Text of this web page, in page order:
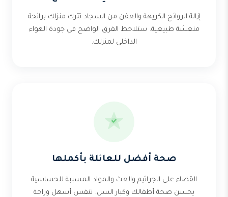
إزالة الروائح الكريهة والعفن من السجاد تترك منزلك برائحة
منعشة طبيعية. ستلاحظ الفرق الواضح في جودة الهواء
الداخلي لمنزلك.
صحة أفضل للعائلة بأكملها
القضاء على الجراثيم والعث والمواد المسببة للحساسية
يحسن صحة أطفالك وكبار السن. تنفس أسهل وراحة